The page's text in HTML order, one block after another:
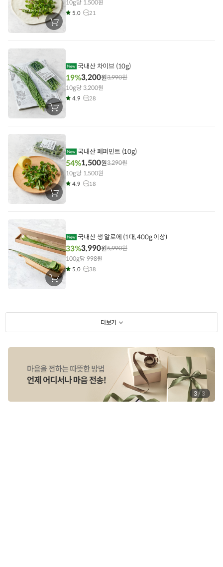
장
바
에
10g당 1,500원
5.0 21
장
바
에
담
기
국내산 차이브 (10g)
19%3,200원3,990원
10g당 3,200원
4.9 28
장
바
에
기
국내산 페퍼민트 (10g)
54%1,500원3,290원
10g당 1,500원
4.9 18
장
바
담
국내산 생 알로에 (1대, 400g 이상)
33%3,990원5,990원
100g당 998원
5.0 38
더보기
1/3